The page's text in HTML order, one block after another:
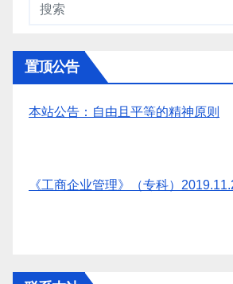
置顶公告
本站公告：自由且平等的精神原则
《工商企业管理》（专科）